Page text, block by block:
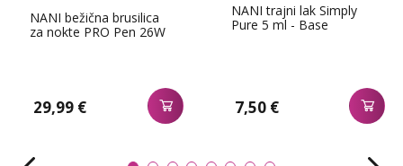
NANI bežična brusilica
za nokte PRO Pen 26W
29,99 €
NANI trajni lak Simply
Pure 5 ml - Base
7,50 €